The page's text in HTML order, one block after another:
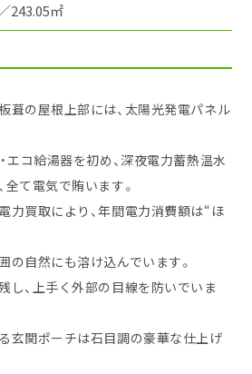
243.05㎡
葺の屋根上部には、太陽光発電パネル
エコ給湯器を初め、深夜電力蓄熱温水
て電気で賄います。
力買取により、年間電力消費額は“ほ
の自然にも溶け込んでいます。
し、上手く外部の目線を防いでいま
玄関ポーチは石目調の豪華な仕上げ